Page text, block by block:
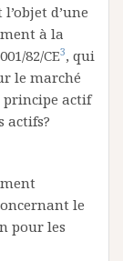
d’une
à la
82/CE3, qui
le marché
principe actif
actifs?
le
pour les